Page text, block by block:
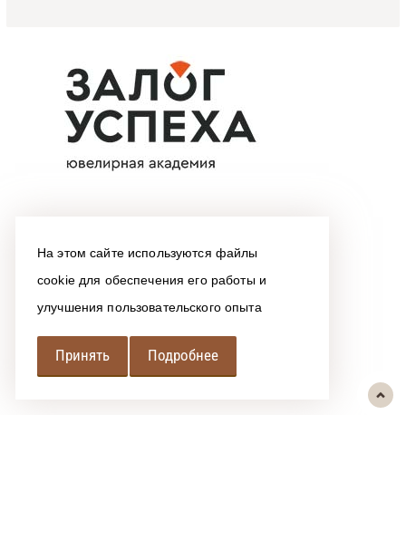
На этом сайте используются файлы
cookie для обеспечения его работы и
улучшения пользовательского опыта
Принять Подробнее